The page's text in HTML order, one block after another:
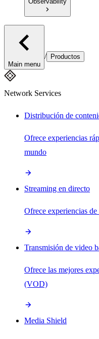
Main menu
/ Productos
Network Services
Distribución de
Ofrece experiencias
mundo
Streaming en directo
Ofrece experiencias
Transmisión de video
Ofrece las mejores
(VOD)
Media Shield